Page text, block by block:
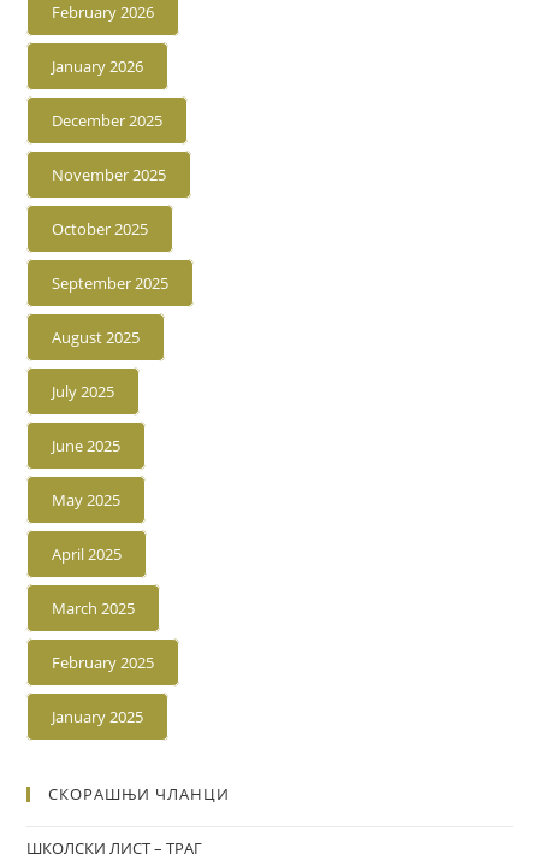
February 2026
January 2026
December 2025
November 2025
October 2025
September 2025
August 2025
July 2025
June 2025
May 2025
April 2025
March 2025
February 2025
January 2025
СКОРАШЊИ ЧЛАНЦИ
ШКОЛСКИ ЛИСТ – ТРАГ